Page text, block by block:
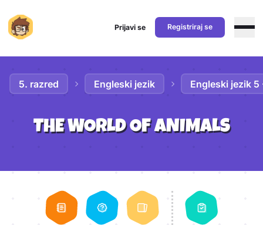
Prijavi se Registriraj se
5. razred Engleski jezik Engleski jezik 5
THE WORLD OF ANIMALS
Aktivnosti lekcije